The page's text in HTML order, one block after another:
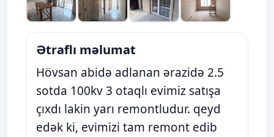
Ətraflı məlumat
Hövsan abidə adlanan ərazidə 2.5
sotda 100kv 3 otaqlı evimiz satışa
çıxdı lakin yarı remontludur. qeyd
edək ki, evimizi tam remont edib